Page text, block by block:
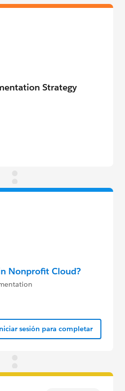
Strategy
Nonprofit Cloud?
sesión para completar